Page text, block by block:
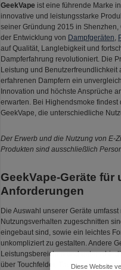
GeekVape ist eine führende Marke
innovative und leistungsstarke
seiner Gründung 2015 in
der Entwicklung von Dampfgeräten
auf Qualität, Langlebigkeit und
Dampferfahrung revolutioniert. Die
Leistung und
erfahrenen Dampfern ein
Innovation und höchste Ansprüche
erwarten. Bei Highendsmoke
GeekVape, die unterschiedliche
Der Erwerb und die Nutzung von E-
Produkten sind ausschließlich
GeekVape-Geräte
Anforderungen
Die Auswahl unserer Geräte
Nutzungsverhalten zugeschnitten
eingebaut sind, sowie ein leichtes
unkompliziert zu gestalten. Andere
Leistungsbereichen und
über Touchfelder, Tasten oder
Diese Website